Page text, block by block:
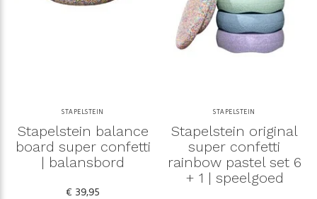
STAPELSTEIN
Stapelstein balance
board super confetti
| balansbord
€ 39,95
STAPELSTEIN
Stapelstein original
super confetti
rainbow pastel set 6
+ 1 | speelgoed